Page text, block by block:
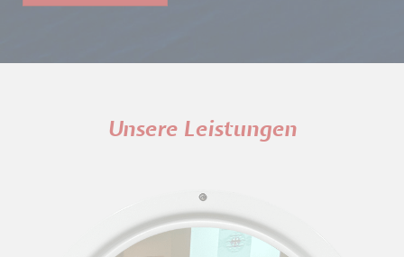
Unsere Leistungen